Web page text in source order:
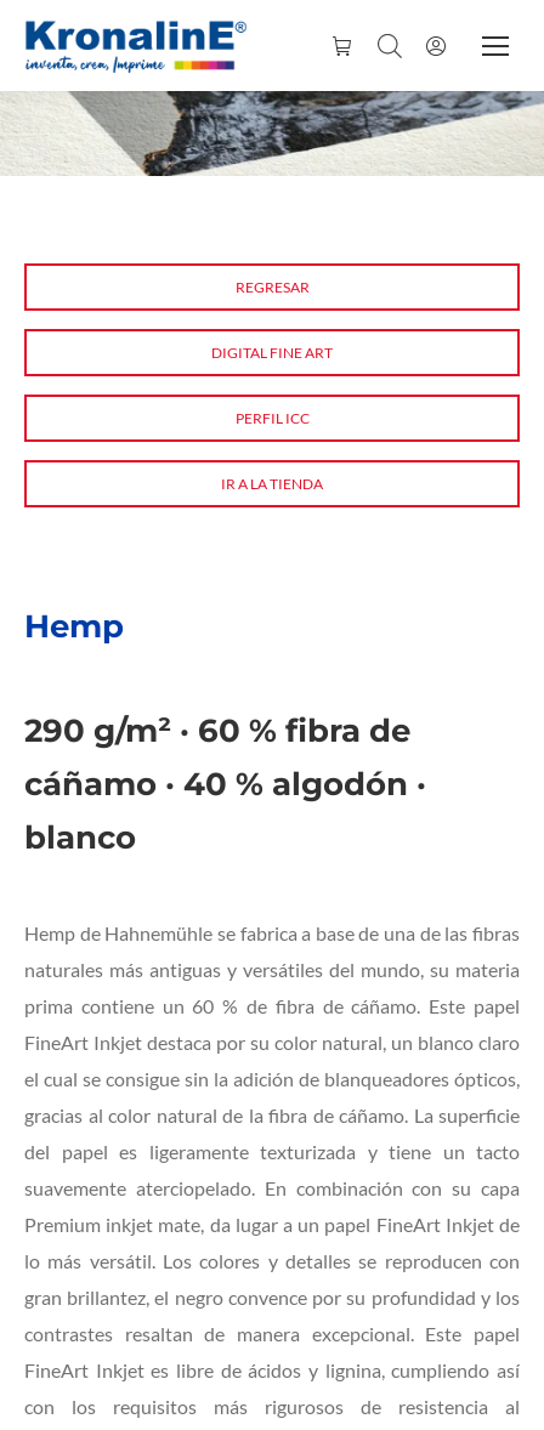
REGRESAR
DIGITAL FINE ART
PERFIL ICC
IR A LA TIENDA
Hemp
290 g/m² · 60 % fibra de
cáñamo · 40 % algodón ·
blanco
Hemp de Hahnemühle se fabrica a base de una de las fibras
naturales más antiguas y versátiles del mundo, su materia
prima contiene un 60 % de fibra de cáñamo. Este papel
FineArt Inkjet destaca por su color natural, un blanco claro
el cual se consigue sin la adición de blanqueadores ópticos,
gracias al color natural de la fibra de cáñamo. La superficie
del papel es ligeramente texturizada y tiene un tacto
suavemente aterciopelado. En combinación con su capa
Premium inkjet mate, da lugar a un papel FineArt Inkjet de
lo más versátil. Los colores y detalles se reproducen con
gran brillantez, el negro convence por su profundidad y los
contrastes resaltan de manera excepcional. Este papel
FineArt Inkjet es libre de ácidos y lignina, cumpliendo así
con los requisitos más rigurosos de resistencia al